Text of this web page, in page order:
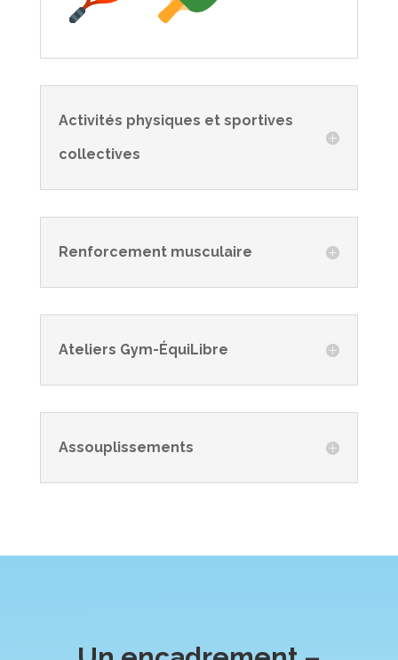
Activités physiques et sportives
collectives
Renforcement musculaire
Ateliers Gym-ÉquiLibre
Assouplissements